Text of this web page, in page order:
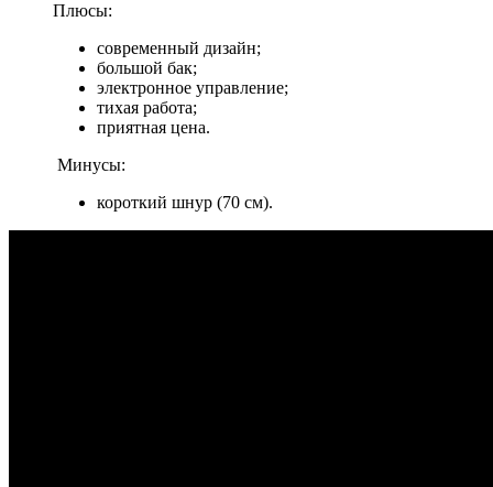
Плюсы:
современный дизайн;
большой бак;
электронное управление;
тихая работа;
приятная цена.
Минусы:
короткий шнур (70 см).